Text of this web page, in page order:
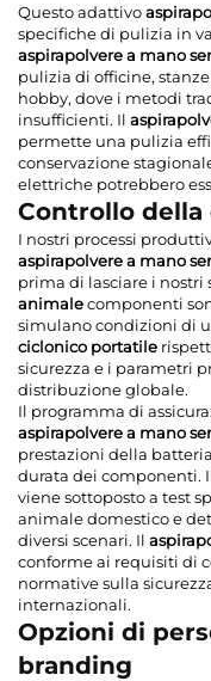
Questo adattivo
specifiche di pulizia in
aspirapolvere a mano
pulizia di officine,
hobby, dove i metodi
insufficienti. Il
permette una pulizia
conservazione
elettriche potrebbero
Controllo
I nostri processi
aspirapolvere a mano
prima di lasciare i
animalecomponenti
simulano condizioni di
ciclonico portatile
sicurezza e i parametri
distribuzione globale.
Il programma di
aspirapolvere a mano
prestazioni della
durata dei componenti.
viene sottoposto a test
animale domestico e
diversi scenari. Il
conforme ai requisiti di
normative sulla
internazionali.
Opzioni di
branding